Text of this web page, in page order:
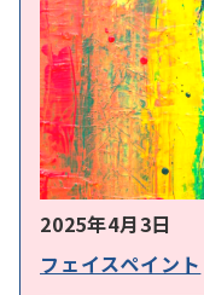
2025年4月3日
フェイスペイント